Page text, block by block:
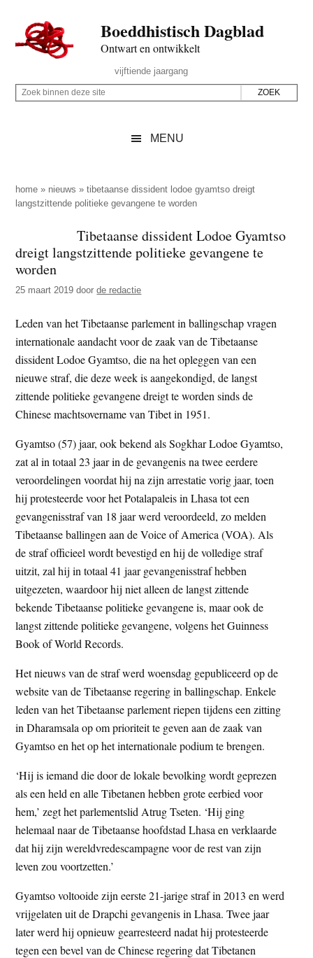
naar
de
inhoud
secondary
naar
de
sidebar
naar
de
Boeddhistisch Dagblad
Ontwart en ontwikkelt
Rechts
vijftiende jaargang
Z
p
d
z
e
s
t
e
Z
i
n
n
d
e
e
s
i
t
e
MENU
home » nieuws »tibetaanse dissident lodoe gyamtso dreigt
langstzittende politieke gevangene te worden
Tibetaanse dissident Lodoe Gyamtso
dreigt langstzittende politieke gevangene te
worden
25 maart 2019 doorde redactie
Leden van het Tibetaanse parlement in ballingschap vragen
internationale aandacht voor de zaak van de Tibetaanse
dissident Lodoe Gyamtso, die na het opleggen van een
nieuwe straf, die deze week is aangekondigd, de langst
zittende politieke gevangene dreigt te worden sinds de
Chinese machtsovername van Tibet in 1951.
Gyamtso (57) jaar, ook bekend als Sogkhar Lodoe Gyamtso,
zat al in totaal 23 jaar in de gevangenis na twee eerdere
veroordelingen voordat hij na zijn arrestatie vorig jaar, toen
hij protesteerde voor het Potalapaleis in Lhasa tot een
gevangenisstraf van 18 jaar werd veroordeeld, zo melden
Tibetaanse ballingen aan de Voice of America (VOA). Als
de straf officieel wordt bevestigd en hij de volledige straf
uitzit, zal hij in totaal 41 jaar gevangenisstraf hebben
uitgezeten, waardoor hij niet alleen de langst zittende
bekende Tibetaanse politieke gevangene is, maar ook de
langst zittende politieke gevangene, volgens het Guinness
Book of World Records.
Het nieuws van de straf werd woensdag gepubliceerd op de
website van de Tibetaanse regering in ballingschap. Enkele
leden van het Tibetaanse parlement riepen tijdens een zitting
in Dharamsala op om prioriteit te geven aan de zaak van
Gyamtso en het op het internationale podium te brengen.
‘Hij is iemand die door de lokale bevolking wordt geprezen
als een held en alle Tibetanen hebben grote eerbied voor
hem,’ zegt het parlementslid Atrug Tseten. ‘Hij ging
helemaal naar de Tibetaanse hoofdstad Lhasa en verklaarde
dat hij zijn wereldvredescampagne voor de rest van zijn
leven zou voortzetten.’
Gyamtso voltooide zijn eerste 21-jarige straf in 2013 en werd
vrijgelaten uit de Drapchi gevangenis in Lhasa. Twee jaar
later werd hij opnieuw gearresteerd nadat hij protesteerde
tegen een bevel van de Chinese regering dat Tibetanen